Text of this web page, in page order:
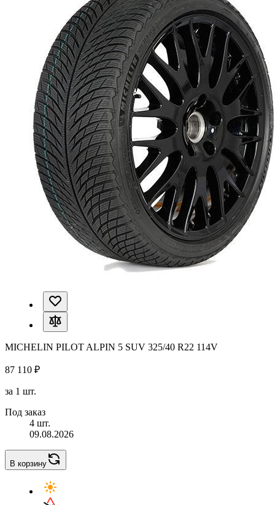
MICHELIN PILOT ALPIN 5 SUV 325/40 R22 114V
87 110 ₽
за 1 шт.
Под заказ
4 шт.
09.08.2026
В корзину